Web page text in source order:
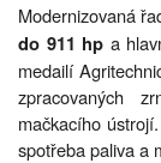
Modernizovaná
do 911 hp a
medailí
zpracovaných
mačkacího
spotřeba paliva a